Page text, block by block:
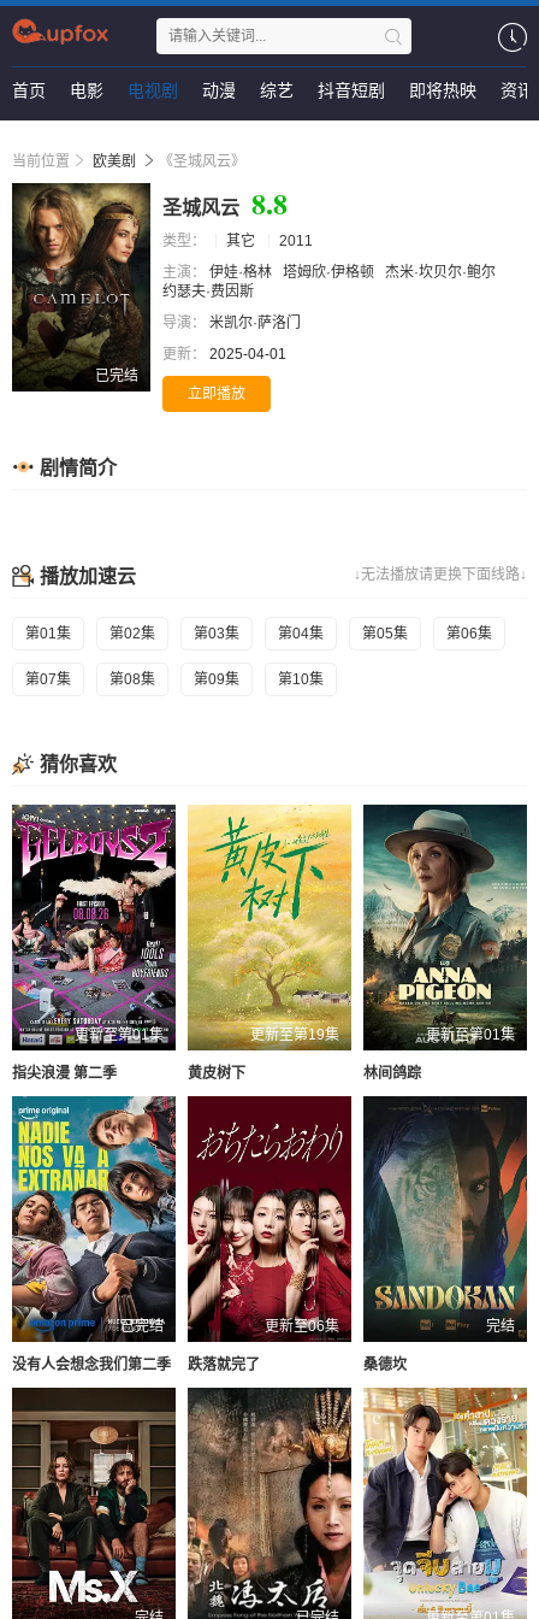
首页 电影 电视剧 动漫 综艺 抖音短剧 即将热映 资讯
当前位置 欧美剧 《圣城风云》
已完结
圣城风云 8.8
类型： 其它
2011
主演：
伊娃·格林 塔姆欣·伊格顿
杰米·坎贝尔·鲍尔
约瑟夫·费因斯
导演：
米凯尔·萨洛门
更新：
2025-04-01
立即播放
剧情简介
↓无法播放请更换下面线路↓
播放加速云
第01集 第02集 第03集 第04集 第05集 第06集
第07集 第08集 第09集 第10集
猜你喜欢
更新至第01集
指尖浪漫 第二季
更新至第19集
黄皮树下
更新至第01集
林间鸽踪
已完结
没有人会想念我们第二季
更新至06集
跌落就完了
完结
桑德坎